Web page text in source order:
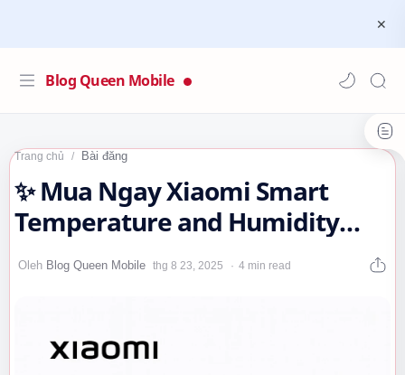
Blog Queen Mobile
Trang chủ Bài đăng
✨ Mua Ngay Xiaomi Smart
Temperature and Humidity
Monitor 3…
4 min read